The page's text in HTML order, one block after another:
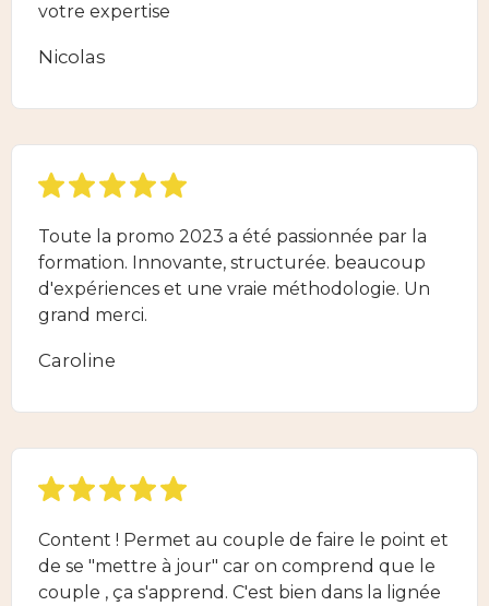
votre expertise
Nicolas
Toute la promo 2023 a été passionnée par la
formation. Innovante, structurée. beaucoup
d'expériences et une vraie méthodologie. Un
grand merci.
Caroline
Content ! Permet au couple de faire le point et
de se "mettre à jour" car on comprend que le
couple , ça s'apprend. C'est bien dans la lignée